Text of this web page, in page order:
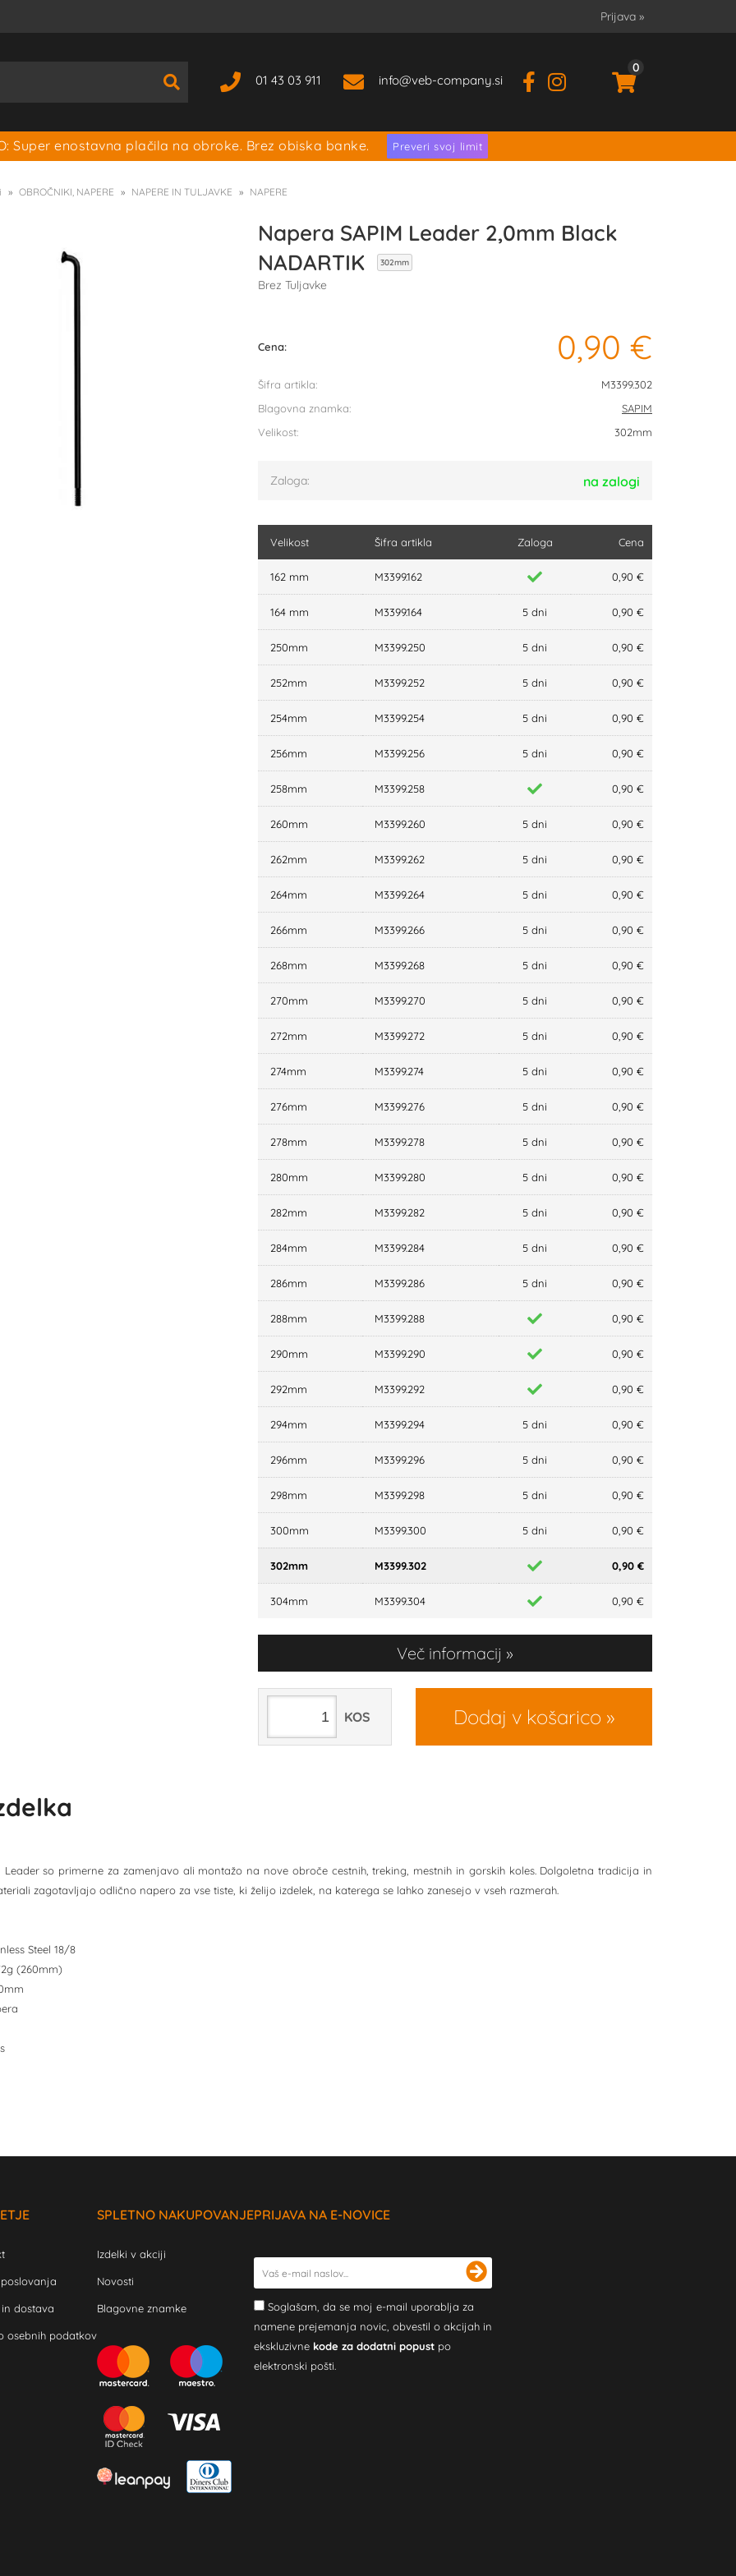
Prijava »
01 43 03 911 info veb-company.si
0
Super enostavna plačila na obroke. Brez obiska banke. Preveri svoj limit
OBROČNIKI, NAPERE NAPERE IN TULJAVKE NAPERE
Napera SAPIM Leader 2,0mm Black
NADARTIK
302mm
Brez Tuljavke
Cena: 0,90 €
Šifra artikla:
M3399.302
Blagovna znamka:
SAPIM
Velikost:
302mm
Zaloga: na zalogi
Velikost Šifra artikla Zaloga Cena
162 mm M3399.162 0,90 €
164 mm M3399.164 5 dni 0,90 €
250mm M3399.250 5 dni 0,90 €
252mm M3399.252 5 dni 0,90 €
254mm M3399.254 5 dni 0,90 €
256mm M3399.256 5 dni 0,90 €
258mm M3399.258 0,90 €
260mm M3399.260 5 dni 0,90 €
262mm M3399.262 5 dni 0,90 €
264mm M3399.264 5 dni 0,90 €
266mm M3399.266 5 dni 0,90 €
268mm M3399.268 5 dni 0,90 €
270mm M3399.270 5 dni 0,90 €
272mm M3399.272 5 dni 0,90 €
274mm M3399.274 5 dni 0,90 €
276mm M3399.276 5 dni 0,90 €
278mm M3399.278 5 dni 0,90 €
280mm M3399.280 5 dni 0,90 €
282mm M3399.282 5 dni 0,90 €
284mm M3399.284 5 dni 0,90 €
286mm M3399.286 5 dni 0,90 €
288mm M3399.288 0,90 €
290mm M3399.290 0,90 €
292mm M3399.292 0,90 €
294mm M3399.294 5 dni 0,90 €
296mm M3399.296 5 dni 0,90 €
298mm M3399.298 5 dni 0,90 €
300mm M3399.300 5 dni 0,90 €
302mm M3399.302 0,90 €
304mm M3399.304 0,90 €
Več informacij
Dodaj v košarico
KOS
Leader so primerne za zamenjavo ali montažo na nove obroče cestnih, treking, mestnih in gorskih koles. Dolgoletna tradicija in
zagotavljajo odlično napero za vse tiste, ki želijo izdelek, na katerega se lahko zanesejo v vseh razmerah.
Steel 18/8
(260mm)
dostava
osebnih podatkov
SPLETNO NAKUPOVANJE
Izdelki v akciji
Novosti
Blagovne znamke
PRIJAVA NA E-NOVICE
Soglašam, da se moj e-mail uporablja za
namene prejemanja novic, obvestil o akcijah in
ekskluzivne kode za dodatni popust po
elektronski pošti.